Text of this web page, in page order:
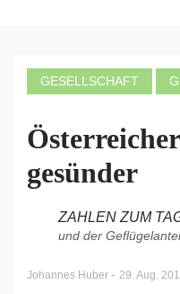
GESELLSCHAFT
gesünder
ZAHLEN ZUM
und der
Johannes Huber - 29. Aug.